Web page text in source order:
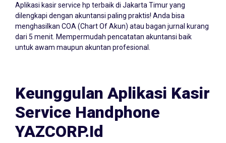
dilengkapi dengan akuntansi paling praktis! Anda bisa
menghasilkan COA (Chart Of Akun) atau bagan jurnal kurang
dari 5 menit. Mempermudah pencatatan akuntansi baik
untuk awam maupun akuntan profesional.
Keunggulan Aplikasi Kasir
Service Handphone
YAZCORP.id